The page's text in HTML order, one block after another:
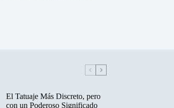
El Tatuaje Más Discreto, pero
con un Poderoso Significado